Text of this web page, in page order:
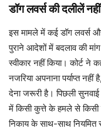
डॉग लवर्स की दलीलें
इस मामले में कई डॉग लवर्स
पुराने आदेशों में बदलाव की
स्वीकार नहीं किया। कोर्ट ने
नजरिया अपनाना पर्याप्त
देना जरूरी है। पिछली
में किसी कुत्ते के हमले से किसी
निकाय के साथ-साथ नियमित